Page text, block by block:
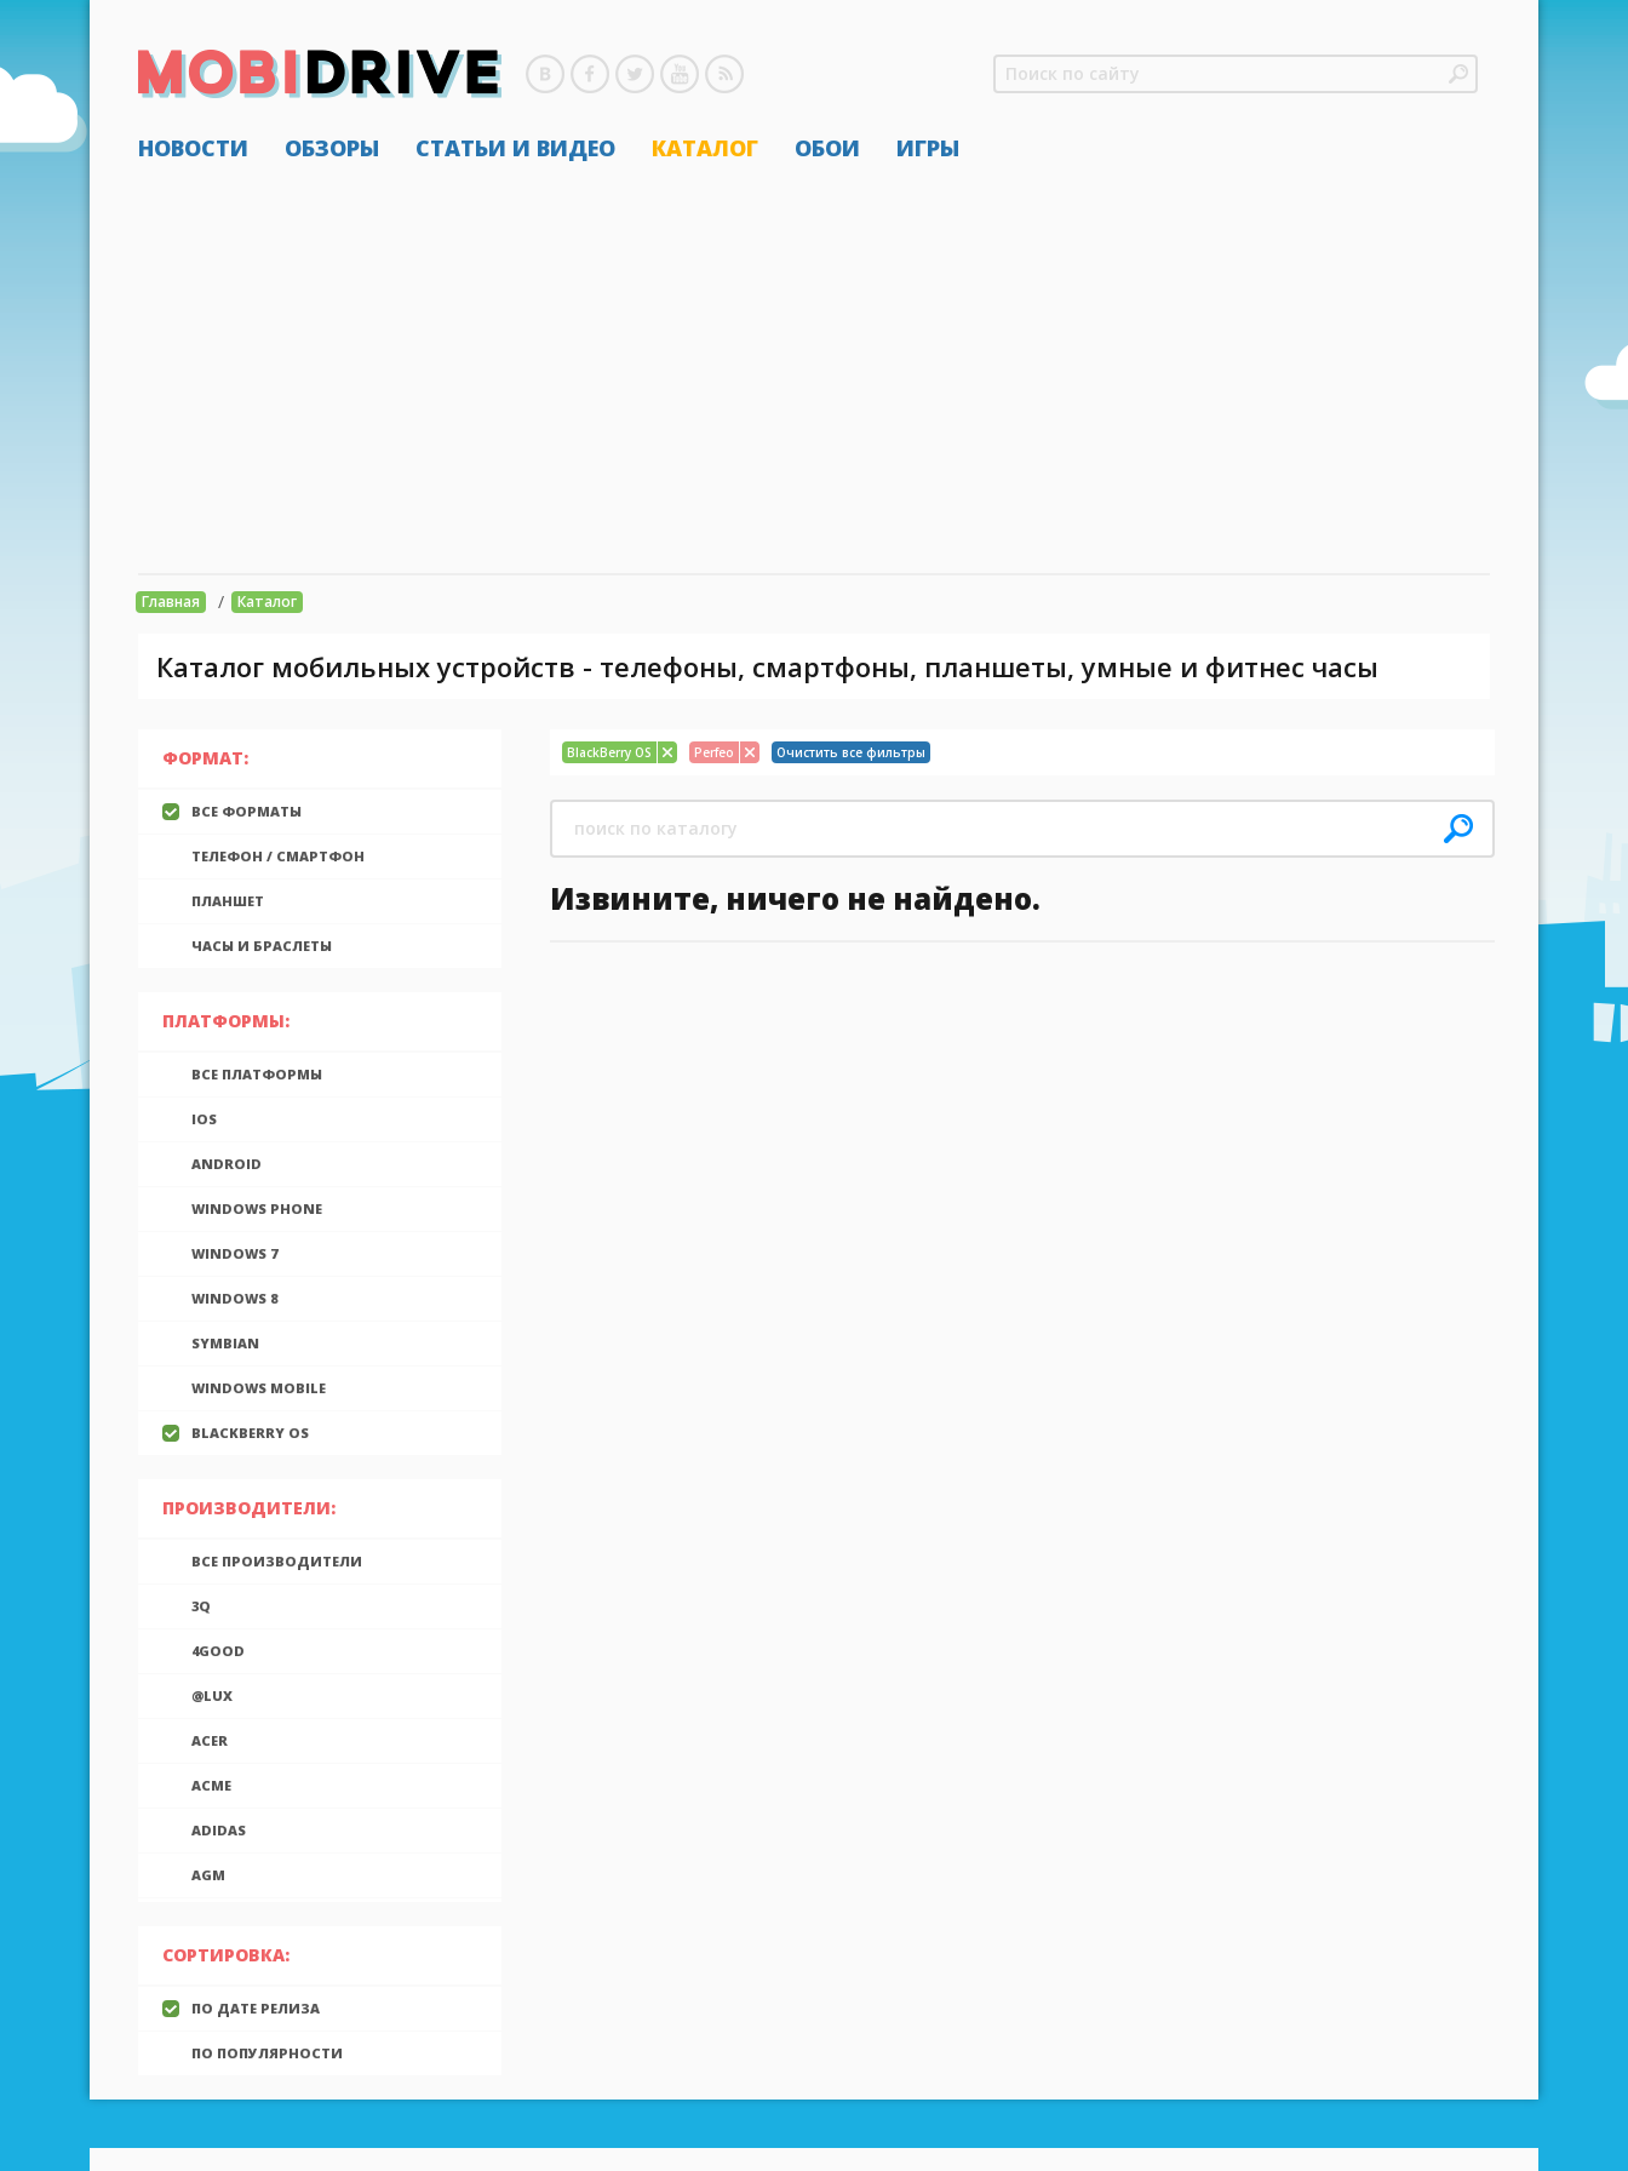
НОВОСТИ ОБЗОРЫ СТАТЬИ И ВИДЕО КАТАЛОГ ОБОИ ИГРЫ
Главная / Каталог
Каталог мобильных устройств - телефоны, смартфоны, планшеты, умные и фитнес часы
ФОРМАТ:
ВСЕ ФОРМАТЫ
ТЕЛЕФОН / СМАРТФОН
ПЛАНШЕТ
ЧАСЫ И БРАСЛЕТЫ
ПЛАТФОРМЫ:
ВСЕ ПЛАТФОРМЫ
IOS
ANDROID
WINDOWS PHONE
WINDOWS 7
WINDOWS 8
SYMBIAN
WINDOWS MOBILE
BLACKBERRY OS
ПРОИЗВОДИТЕЛИ:
ВСЕ ПРОИЗВОДИТЕЛИ
3Q
4GOOD
@LUX
ACER
ACME
ADIDAS
AGM
AIGO
AINOL
AIRON
ALCATEL
ALLVIEW
СОРТИРОВКА:
ПО ДАТЕ РЕЛИЗА
ПО ПОПУЛЯРНОСТИ
BlackBerry OS Perfeo Очистить все фильтры
Извините, ничего не найдено.